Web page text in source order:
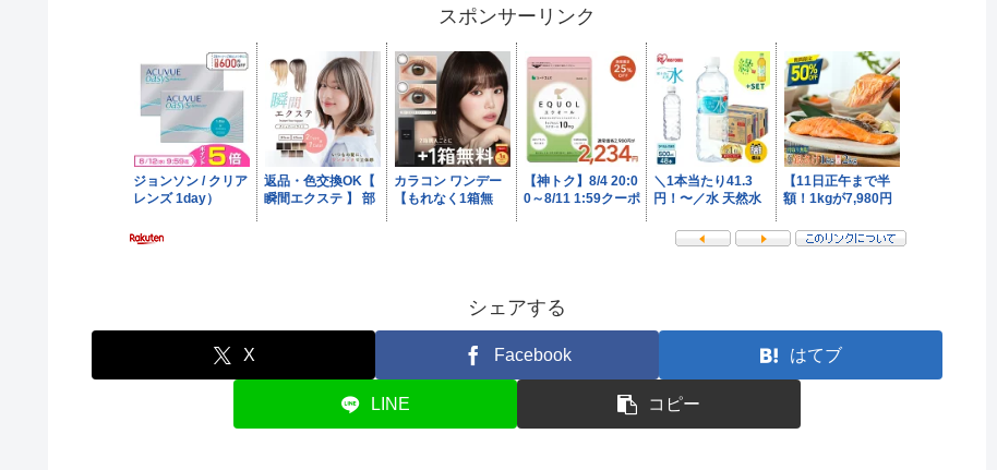
スポンサーリンク
シェアする
X Facebook はてブ
LINE コピー